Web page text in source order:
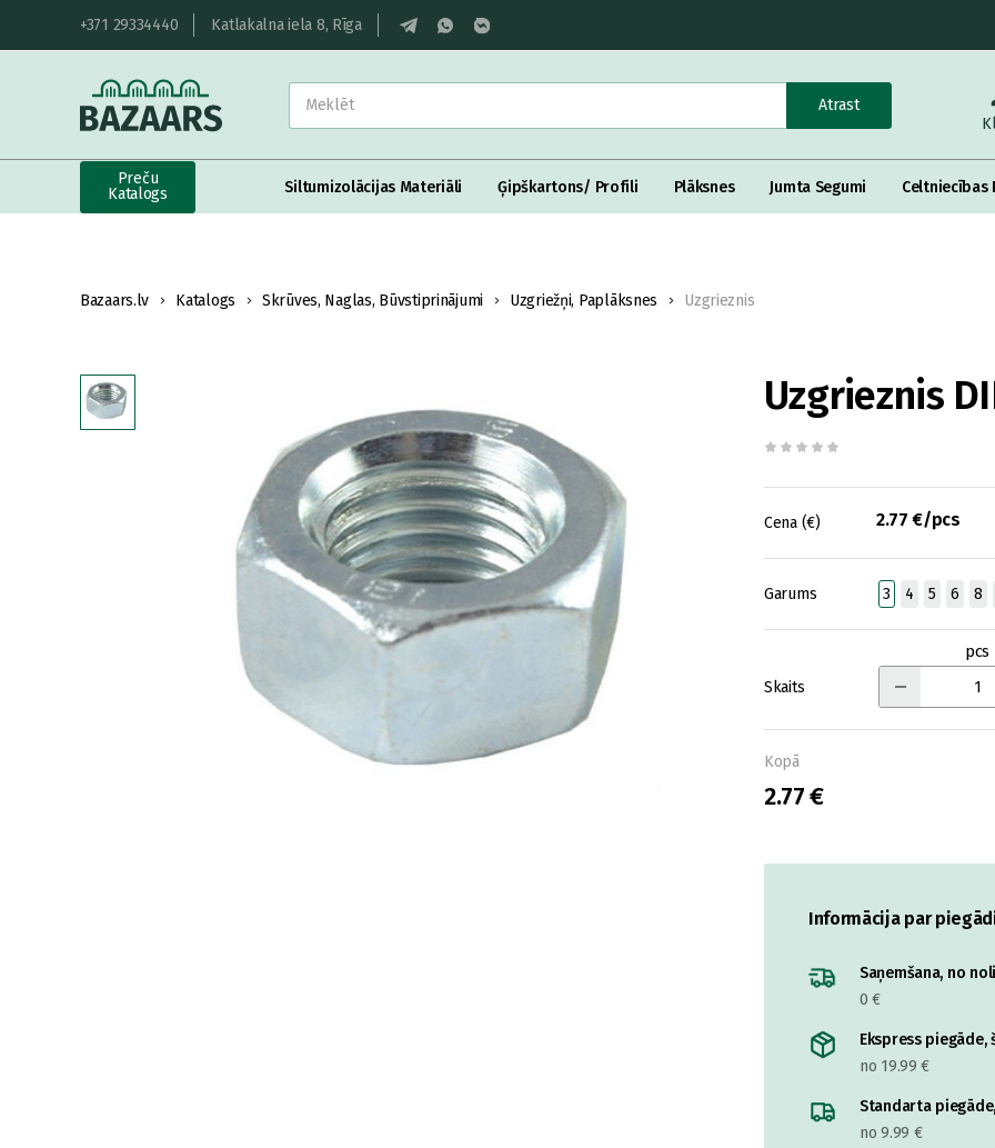
+371 29334440 Katlakalna iela 8, Rīga
Atrast
Preču
Katalogs
Siltumizolācijas Materiāli Ģipškartons/ Profili Plāksnes Jumta Segumi Celtniecības
Bazaars.lv Katalogs Skrūves, Naglas, Būvstiprinājumi Uzgriežņi, Paplāksnes Uzgrieznis
Uzgrieznis
Cena (€) 2.77 €/pcs
Garums 3 4 5 6 8
Skaits
pcs
Kopā
2.77 €
Informācija par
Saņemšana, no
0 €
Ekspress
no 19.99 €
Standarta
no 9.99 €